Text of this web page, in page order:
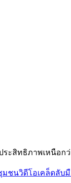
ะสิทธิภาพเหนือก
มชนวิดีโอเคล็ดลับ